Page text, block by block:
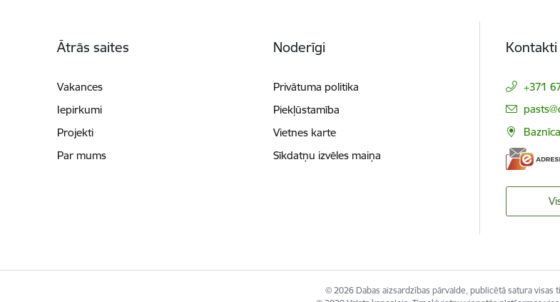
Ātrās saites
Vakances
Iepirkumi
Projekti
Par mums
Noderīgi
Privātuma politika
Piekļūstamība
Vietnes karte
Sīkdatņu izvēles maiņa
Kontakti
+371
E-
© 2026 Dabas aizsardzības pārvalde, publicētā satura visas